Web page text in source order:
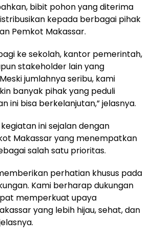
bibit pohon yang diterima
kepada berbagai pihak
Pemkot Makassar.
ke sekolah, kantor pemerintah,
stakeholder lain yang
jumlahnya seribu, kami
banyak pihak yang peduli
ini bisa berkelanjutan,” jelasnya.
ini sejalan dengan
Makassar yang menempatkan
salah satu prioritas.
perhatian khusus pada
Kami berharap dukungan
memperkuat upaya
yang lebih hijau, sehat, dan